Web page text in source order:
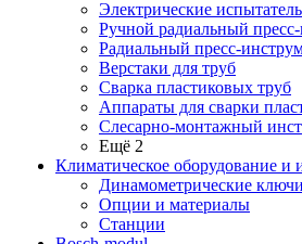
Электрические
Ручной радиальный
Радиальный пресс-
Верстаки для труб
Сварка пластиковых труб
Аппараты для сварки
Слесарно-монтажный
Ещё 2
Климатическое оборудование и
Динамометрические
Опции и материалы
Станции